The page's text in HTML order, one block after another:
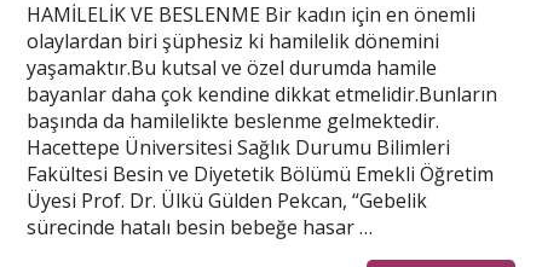
HAMİLELİK VE BESLENME Bir kadın için en önemli
olaylardan biri şüphesiz ki hamilelik dönemini
yaşamaktır.Bu kutsal ve özel durumda hamile
bayanlar daha çok kendine dikkat etmelidir.Bunların
başında da hamilelikte beslenme gelmektedir.
Hacettepe Üniversitesi Sağlık Durumu Bilimleri
Fakültesi Besin ve Diyetetik Bölümü Emekli Öğretim
Üyesi Prof. Dr. Ülkü Gülden Pekcan, “Gebelik
sürecinde hatalı besin bebeğe hasar …